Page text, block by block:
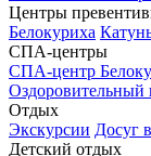
Центры
Белокуриха
СПА-центры
СПА-центр
Отдых
Экскурсии Досуг
Детский отдых